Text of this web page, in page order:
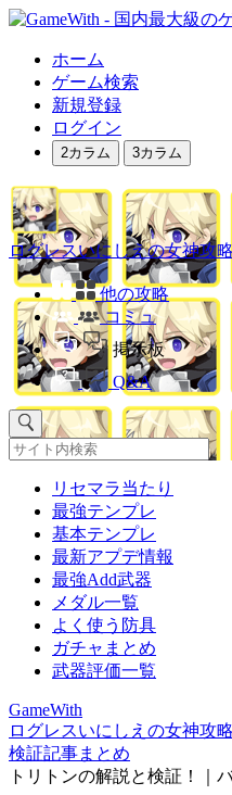
ホーム
ゲーム検索
新規登録
ログイン
2カラム 3カラム
ログレスいにしえの女神攻
他の攻略
コミュ
掲示板
Q&A
リセマラ当たり
最強テンプレ
基本テンプレ
最新アプデ情報
最強Add武器
メダル一覧
よく使う防具
ガチャまとめ
武器評価一覧
GameWith
ログレスいにしえの女神攻
検証記事まとめ
トリトンの解説と検証！｜